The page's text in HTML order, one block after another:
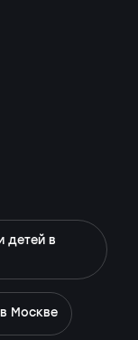
детей в
Москве